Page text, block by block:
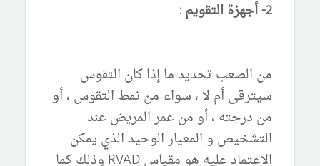
2- أجهزة التقويم :
من الصعب تحديد ما إذا كان التقوس
سيترقى أم لا ، سواء من نمط التقوس ، أو
من درجته ، أو من عمر المريض عند
التشخيص و المعيار الوحيد الذي يمكن
الاعتماد عليه هو مقياس RVAD وذلك كما